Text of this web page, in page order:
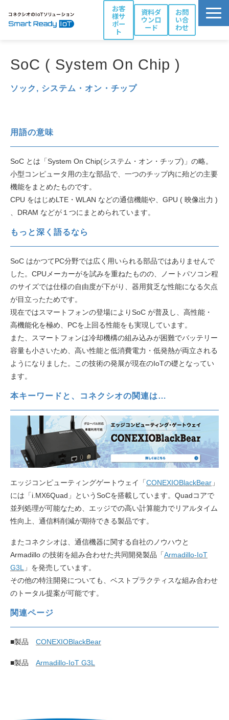
お客
様サ
ポー
ト
資料ダ
ウンロ
ード
お問
い合
わせ
コネクシオIoTの強み
製品・サービス
パートナー一覧
SoC ( System On Chip )
ソック, システム・オン・チップ
用語の意味
SoC とは「System On Chip(システム・オン・チップ)」の略。
小型コンピュータ用の主な部品で、一つのチップ内に殆どの主要
機能をまとめたものです。
CPU をはじめLTE・WLAN などの通信機能や、GPU ( 映像出力 )
、DRAM などが１つにまとめられています。
もっと深く語るなら
SoC はかつてPC分野では広く用いられる部品ではありませんで
した。CPUメーカーがを試みを重ねたものの、ノートパソコン程
のサイズでは仕様の自由度が下がり、器用貧乏な性能になる欠点
が目立ったためです。
現在ではスマートフォンの登場によりSoC が普及し、高性能・
高機能化を極め、PCを上回る性能をも実現しています。
また、スマートフォンは冷却機構の組み込みが困難でバッテリー
容量も小さいため、高い性能と低消費電力・低発熱が両立される
ようになりました。この技術の発展が現在のIoTの礎となってい
ます。
本キーワードと、コネクシオの関連は…
エッジコンピューティングゲートウェイ「CONEXIOBlackBear 」
には「i.MX6Quad」というSoCを搭載しています。Quadコアで
並列処理が可能なため、エッジでの高い計算能力でリアルタイム
性向上、通信料削減が期待できる製品です。
またコネクシオは、通信機器に関する自社のノウハウと
Armadillo の技術を組み合わせた共同開発製品「Armadillo-IoT
G3L
」を発売しています。
その他の特注開発についても、ベストプラクティスな組み合わせ
のトータル提案が可能です。
関連ページ
■製品 CONEXIOBlackBear
■製品 Armadillo-IoT G3L